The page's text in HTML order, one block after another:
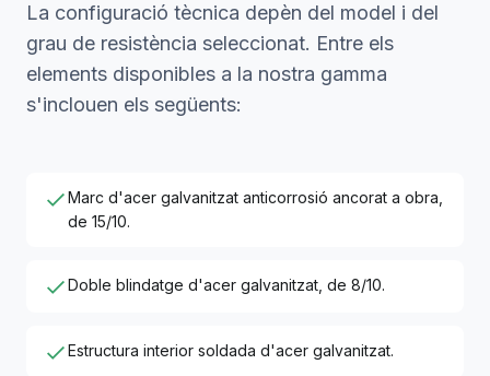
La configuració tècnica depèn del model i del
grau de resistència seleccionat. Entre els
elements disponibles a la nostra gamma
s'inclouen els següents:
Marc d'acer galvanitzat anticorrosió ancorat a obra,
de 15/10.
Doble blindatge d'acer galvanitzat, de 8/10.
Estructura interior soldada d'acer galvanitzat.